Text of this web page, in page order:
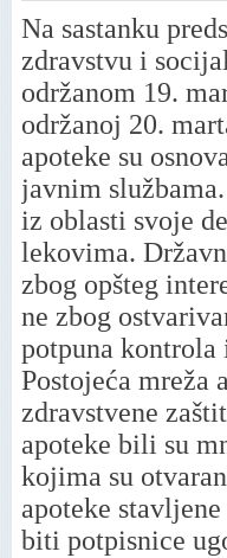
Na sastanku
zdravstvu i
održanom 19.
održanoj 20.
apoteke su
javnim
iz oblasti svoje
lekovima.
zbog opšteg
ne zbog
potpuna
Postojeća mreža
zdravstvene
apoteke bili su
kojima su
apoteke
biti potpisnice